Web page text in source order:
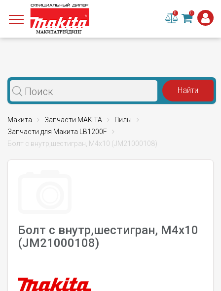
0 0
Макита Запчасти MAKITA
Пилы
Запчасти для Макита LB1200F
Болт с внутр,шестигран, M4x10 (JM21000108)
Болт с внутр,шестигран, M4x10
(JM21000108)